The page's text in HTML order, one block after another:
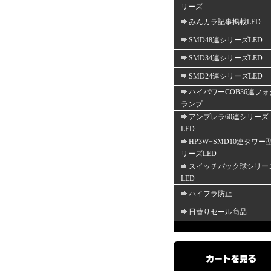
リーズ
みんカラ記事掲載LED
SMD48連シリーズLED
SMD34連シリーズLED
SMD24連シリーズLED
ハイパワーCOB36連フォ
ランプ
アンブレラ60連シリーズ
LED
HP3W+SMD10連タワー
リーズLED
スイッチバック球シリー
LED
ハイフラ防止
日替りセール商品